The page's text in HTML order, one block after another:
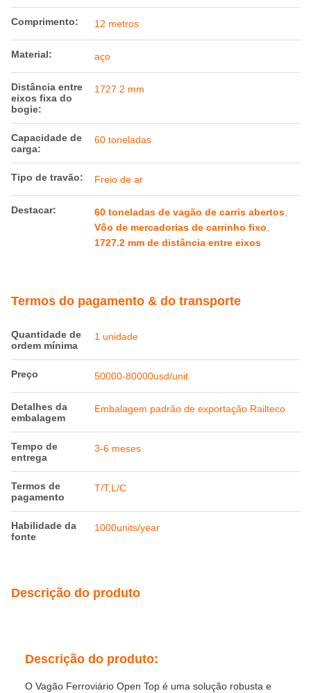
Comprimento: 12 metros
Material: aço
Distância entre
eixos fixa do
bogie:
1727.2 mm
Capacidade de
carga:
60 toneladas
Tipo de travão: Freio de ar
Destacar: 60 toneladas de vagão de carris abertos,
Vôo de mercadorias de carrinho fixo,
1727.2 mm de distância entre eixos
Termos do pagamento & do transporte
Quantidade de
ordem mínima
1 unidade
Preço 50000-80000usd/unit
Detalhes da
embalagem
Embalagem padrão de exportação Railteco
Tempo de
entrega
3-6 meses
Termos de
pagamento
T/T,L/C
Habilidade da
fonte
1000units/year
Descrição do produto
Descrição do produto:
O Vagão Ferroviário Open Top é uma solução robusta e